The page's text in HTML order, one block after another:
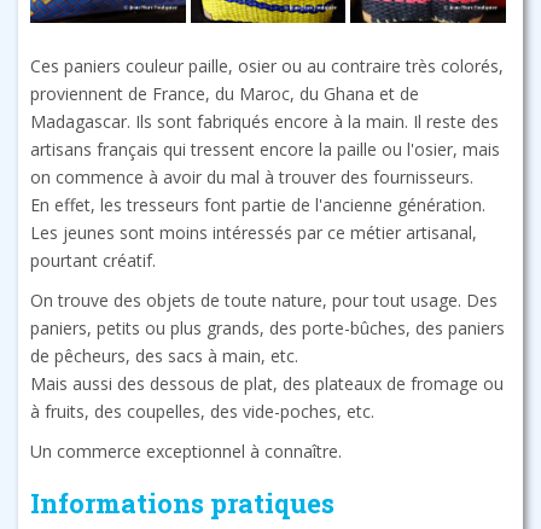
Ces paniers couleur paille, osier ou au contraire très colorés,
proviennent de France, du Maroc, du Ghana et de
Madagascar. Ils sont fabriqués encore à la main. Il reste des
artisans français qui tressent encore la paille ou l'osier, mais
on commence à avoir du mal à trouver des fournisseurs.
En effet, les tresseurs font partie de l'ancienne génération.
Les jeunes sont moins intéressés par ce métier artisanal,
pourtant créatif.
On trouve des objets de toute nature, pour tout usage. Des
paniers, petits ou plus grands, des porte-bûches, des paniers
de pêcheurs, des sacs à main, etc.
Mais aussi des dessous de plat, des plateaux de fromage ou
à fruits, des coupelles, des vide-poches, etc.
Un commerce exceptionnel à connaître.
Informations pratiques